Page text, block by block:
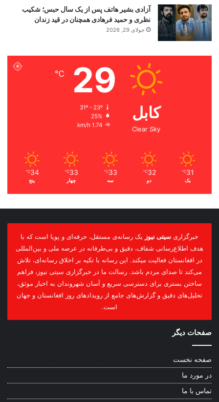
آزادی بشیر هاتف پس از یک سال حبس؛ شکیب
نظری و حمید فرهادی همچنان در قید زندان
جولای 29, 2026
کابل
Clear Sky
29
℃
31º - 23º
25%
1.74 km/h
31
℃
یک
32
℃
دو
33
℃
سه
33
℃
چهار
34
℃
پنج
خبرگزاری سیتی نیوز یک رسانه‌ی مستقل، حرفه‌ای و پویا است که با
هدف اطلاع‌رسانی شفاف، دقیق و بی‌طرفانه در عرصه ملی و بین‌المللی
در افغانستان فعالیت میکند. این رسانه با تکیه بر اخلاق رسانه‌ای، تلاش
می‌کند تا صدای مردم باشد. رسالت ما در خبرگزاری سیتی نیوز، فراهم
ساختن بستری برای دسترسی سریع و آسان شهروندان به اخبار موثق،
تحلیل‌های دقیق و گزارش‌های جامع از رویدادهای روز افغانستان و جهان
است.
صفحات دیگر
صفحه نخست
در مورد ما
تماس با ما